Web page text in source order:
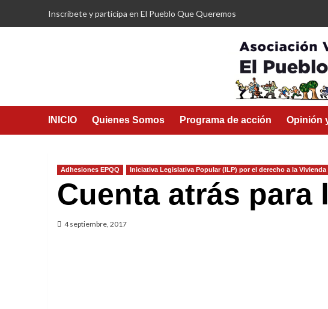
Inscríbete y participa en El Pueblo Que Queremos
INICIO Quienes Somos Programa de acción Opinión
Adhesiones EPQQ Iniciativa Legislativa Popular (ILP) por el derecho a la Vivienda
Cuenta atrás para
4 septiembre, 2017